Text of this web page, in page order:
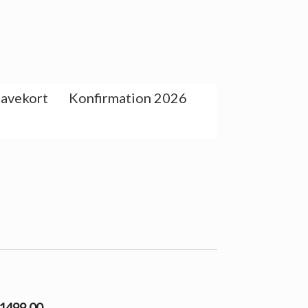
Konfirmation 2026